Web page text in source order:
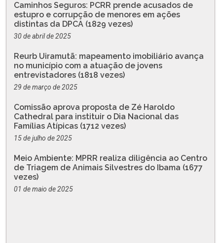
Caminhos Seguros: PCRR prende acusados de
estupro e corrupção de menores em ações
distintas da DPCA (1829 vezes)
30 de abril de 2025
Reurb Uiramutã: mapeamento imobiliário avança
no município com a atuação de jovens
entrevistadores (1818 vezes)
29 de março de 2025
Comissão aprova proposta de Zé Haroldo
Cathedral para instituir o Dia Nacional das
Famílias Atípicas (1712 vezes)
15 de julho de 2025
Meio Ambiente: MPRR realiza diligência ao Centro
de Triagem de Animais Silvestres do Ibama (1677
vezes)
01 de maio de 2025